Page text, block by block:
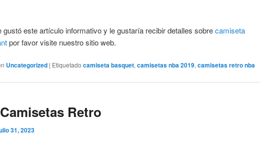
gustó este artículo informativo y le gustaría recibir detalles sobrecamiseta
por favor visite nuestro sitio web.
Uncategorized | Etiquetado camiseta basquet,camisetas nba 2019,camisetas retro nba
Retro
31, 2023